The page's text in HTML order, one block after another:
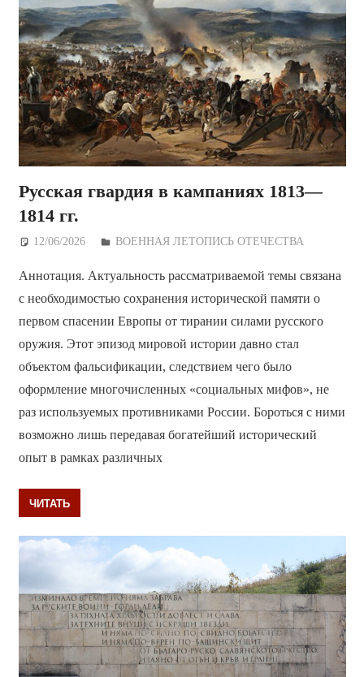
Русская гвардия в кампаниях 1813—
1814 гг.
12/06/2026 Дежурный по Редакции
ВОЕННАЯ ЛЕТОПИСЬ ОТЕЧЕСТВА
Аннотация. Актуальность рассматриваемой темы связана
с необходимостью сохранения исторической памяти о
первом спасении Европы от тирании силами русского
оружия. Этот эпизод мировой истории давно стал
объектом фальсификации, следствием чего было
оформление многочисленных «социальных мифов», не
раз используемых противниками России. Бороться с ними
возможно лишь передавая богатейший исторический
опыт в рамках различных
ЧИТАТЬ